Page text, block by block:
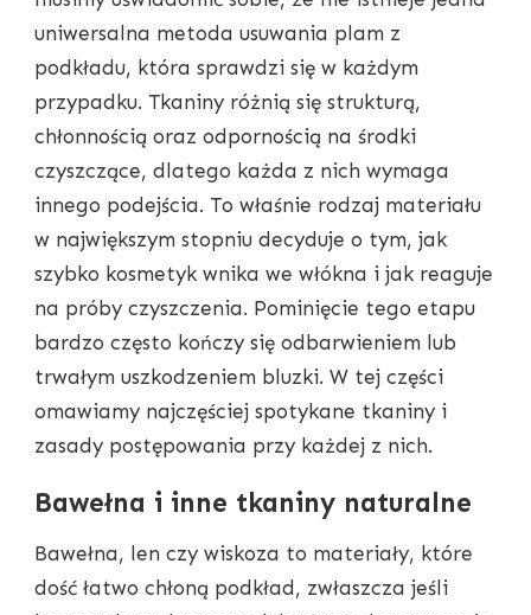
uniwersalna metoda usuwania plam z
podkładu, która sprawdzi się w każdym
przypadku. Tkaniny różnią się strukturą,
chłonnością oraz odpornością na środki
czyszczące, dlatego każda z nich wymaga
innego podejścia. To właśnie rodzaj materiału
w największym stopniu decyduje o tym, jak
szybko kosmetyk wnika we włókna i jak reaguje
na próby czyszczenia. Pominięcie tego etapu
bardzo często kończy się odbarwieniem lub
trwałym uszkodzeniem bluzki. W tej części
omawiamy najczęściej spotykane tkaniny i
zasady postępowania przy każdej z nich.
Bawełna i inne tkaniny naturalne
Bawełna, len czy wiskoza to materiały, które
dość łatwo chłoną podkład, zwłaszcza jeśli